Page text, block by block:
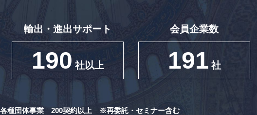
輸出・進出サポート
190 社以上
会員企業数
191 社
各種団体事業 200契約以上
※再委託・セミナー含む